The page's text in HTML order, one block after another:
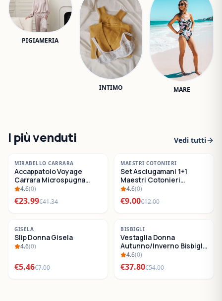
PIGIAMERIA
INTIMO MARE
I più venduti Vedi tutti
-42%
SALDI
MIRABELLO CARRARA
Accappatoio Voyage
Carrara Microspugna
Cotone
4.6(0)
€23.99€41.34
-25%
SALDI
MAESTRI COTONIERI
Set Asciugamani 1+1
Maestri Cotonieri
Eternity Spugna di
Cotone
4.6(0)
€9.00€12.00
-22 %
SALDI
GISELA
Slip Donna Gisela
4.6(0)
€5.46€7.00
-30 %
SALDI
BISBIGLI
Vestaglia Donna
Autunno/Inverno Bisbigli
BO288632
4.6(0)
€37.80€54.00